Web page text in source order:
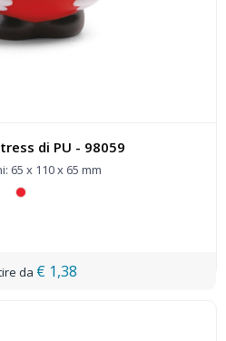
di PU - 98059
65 x 110 x 65 mm
€ 1,38